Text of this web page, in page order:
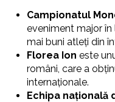
Campionatul
eveniment major în
mai buni atleți din
Florea Ion este
români, care a
internaționale.
Echipa națională